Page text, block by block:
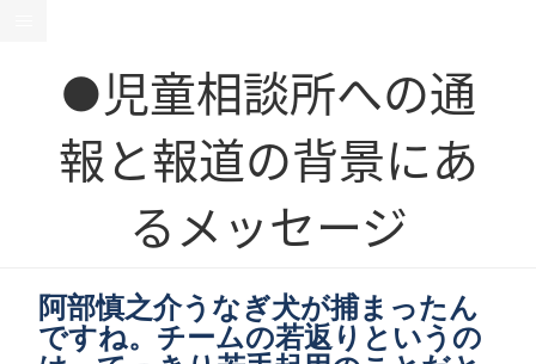
●児童相談所への通
報と報道の背景にあ
るメッセージ
阿部慎之介うなぎ犬が捕まったん
ですね。チームの若返りというの